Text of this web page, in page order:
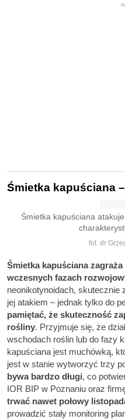
Śmietka kapuściana
Śmietka kapuściana
fot. dr
Śmietka kapuściana
wczesnych fazach
neonikotynoidach, skutecznie
jej atakiem – jednak tylko do
pamiętać, że skuteczność
rośliny. Przyjmuje się, że
wschodach roślin lub do fazy
kapuściana jest muchówką,
jest w stanie wytworzyć trzy
bywa bardzo długi, co
IOR BIP w Poznaniu oraz
trwać nawet połowy
prowadzić stały monitoring